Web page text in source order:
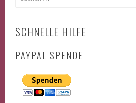
SCHNELLE HILFE
PAYPAL SPENDE